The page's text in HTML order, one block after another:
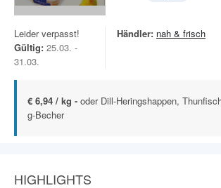
Leider verpasst!
Gültig: 25.03. -
31.03.
Händler: nah & frisch
€ 6,94 / kg - oder Dill-Heringshappen,
g-Becher
HIGHLIGHTS